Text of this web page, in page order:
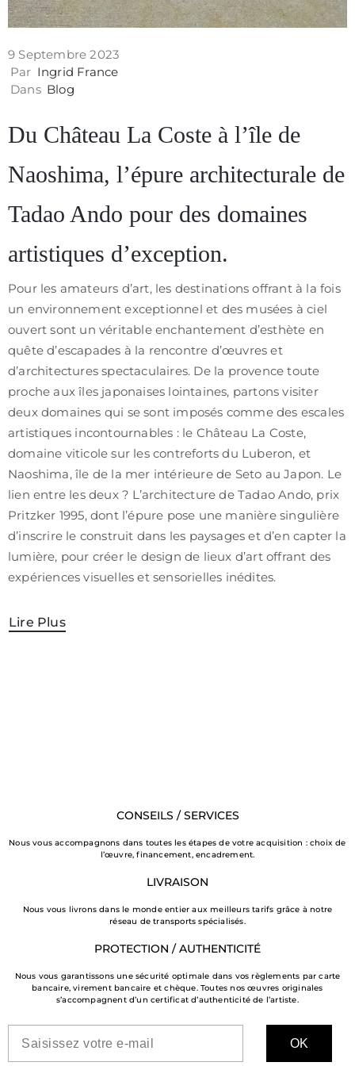
CGV
9 Septembre 2023
Par Ingrid France
Dans Blog
Du Château La Coste à l’île de
Naoshima, l’épure architecturale de
Tadao Ando pour des domaines
artistiques d’exception.
Pour les amateurs d’art, les destinations offrant à la fois
un environnement exceptionnel et des musées à ciel
ouvert sont un véritable enchantement d’esthète en
quête d’escapades à la rencontre d’œuvres et
d’architectures spectaculaires. De la provence toute
proche aux îles japonaises lointaines, partons visiter
deux domaines qui se sont imposés comme des escales
artistiques incontournables : le Château La Coste,
domaine viticole sur les contreforts du Luberon, et
Naoshima, île de la mer intérieure de Seto au Japon. Le
lien entre les deux ? L’architecture de Tadao Ando, prix
Pritzker 1995, dont l’épure pose une manière singulière
d’inscrire le construit dans les paysages et d’en capter la
lumière, pour créer le design de lieux d’art offrant des
expériences visuelles et sensorielles inédites.
Lire Plus
CONSEILS / SERVICES
Nous vous accompagnons dans toutes les étapes de votre acquisition : choix de
l’œuvre, financement, encadrement.
LIVRAISON
Nous vous livrons dans le monde entier aux meilleurs tarifs grâce à notre
réseau de transports spécialisés.
PROTECTION / AUTHENTICITÉ
Nous vous garantissons une sécurité optimale dans vos règlements par carte
bancaire, virement bancaire et chèque. Toutes nos œuvres originales
s’accompagnent d’un certificat d’authenticité de l’artiste.
OK